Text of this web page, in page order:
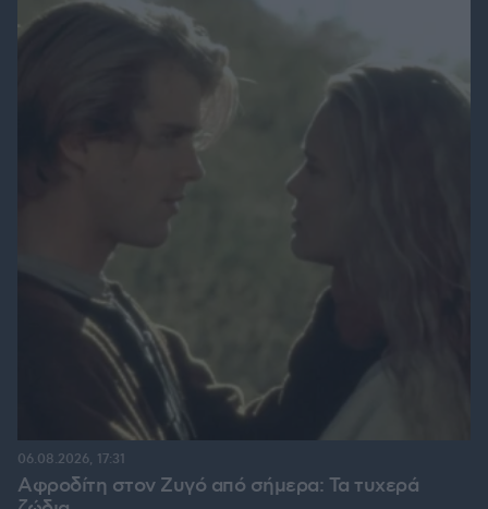
Αφροδίτη στον Ζυγό από σήμερα: Τα τυχερά
06.08.2026, 17:31